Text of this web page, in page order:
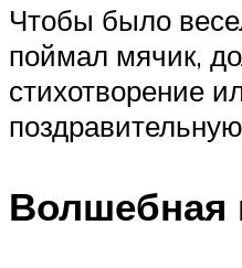
Чтобы было
поймал мячик,
стихотворение
Волшебная